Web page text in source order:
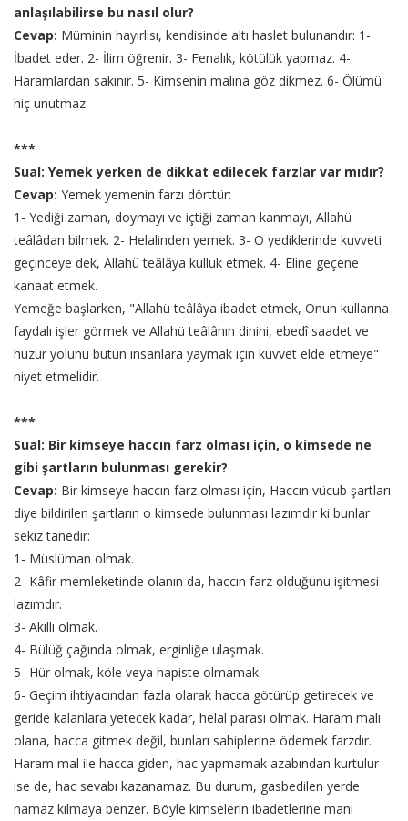
anlaşılabilirse bu nasıl olur?
Cevap: Müminin hayırlısı, kendisinde altı haslet bulunandır: 1-
İbadet eder. 2- İlim öğrenir. 3- Fenalık, kötülük yapmaz. 4-
Haramlardan sakınır. 5- Kimsenin malına göz dikmez. 6- Ölümü
hiç unutmaz.
***
Sual: Yemek yerken de dikkat edilecek farzlar var mıdır?
Cevap: Yemek yemenin farzı dörttür:
1- Yediği zaman, doymayı ve içtiği zaman kanmayı, Allahü
teâlâdan bilmek. 2- Helalinden yemek. 3- O yediklerinde kuvveti
geçinceye dek, Allahü teâlâya kulluk etmek. 4- Eline geçene
kanaat etmek.
Yemeğe başlarken, "Allahü teâlâya ibadet etmek, Onun kullarına
faydalı işler görmek ve Allahü teâlânın dinini, ebedî saadet ve
huzur yolunu bütün insanlara yaymak için kuvvet elde etmeye"
niyet etmelidir.
***
Sual: Bir kimseye haccın farz olması için, o kimsede ne
gibi şartların bulunması gerekir?
Cevap: Bir kimseye haccın farz olması için, Haccın vücub şartları
diye bildirilen şartların o kimsede bulunması lazımdır ki bunlar
sekiz tanedir:
1- Müslüman olmak.
2- Kâfir memleketinde olanın da, haccın farz olduğunu işitmesi
lazımdır.
3- Akıllı olmak.
4- Bülüğ çağında olmak, erginliğe ulaşmak.
5- Hür olmak, köle veya hapiste olmamak.
6- Geçim ihtiyacından fazla olarak hacca götürüp getirecek ve
geride kalanlara yetecek kadar, helal parası olmak. Haram malı
olana, hacca gitmek değil, bunları sahiplerine ödemek farzdır.
Haram mal ile hacca giden, hac yapmamak azabından kurtulur
ise de, hac sevabı kazanamaz. Bu durum, gasbedilen yerde
namaz kılmaya benzer. Böyle kimselerin ibadetlerine mani